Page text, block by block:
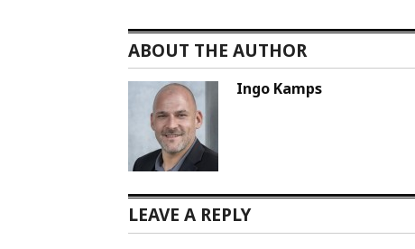
ABOUT THE AUTHOR
Ingo Kamps
LEAVE A REPLY